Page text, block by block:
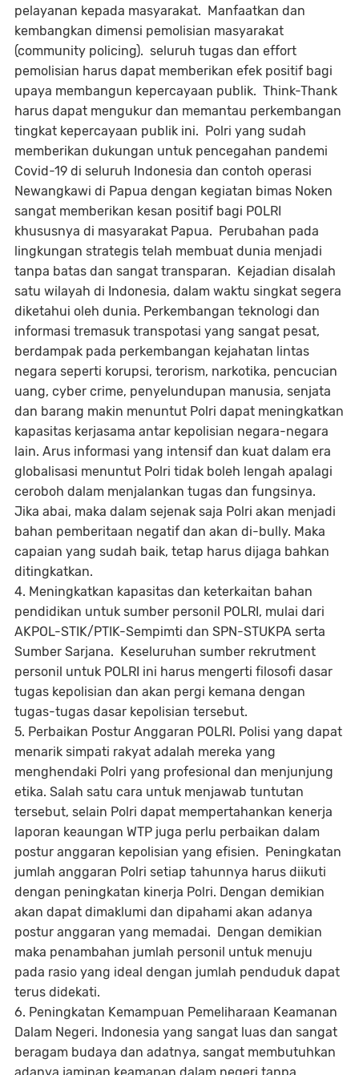
pelayanan kepada masyarakat. Manfaatkan dan
kembangkan dimensi pemolisian masyarakat
(community policing). seluruh tugas dan effort
pemolisian harus dapat memberikan efek positif bagi
upaya membangun kepercayaan publik. Think-Thank
harus dapat mengukur dan memantau perkembangan
tingkat kepercayaan publik ini. Polri yang sudah
memberikan dukungan untuk pencegahan pandemi
Covid-19 di seluruh Indonesia dan contoh operasi
Newangkawi di Papua dengan kegiatan bimas Noken
sangat memberikan kesan positif bagi POLRI
khususnya di masyarakat Papua. Perubahan pada
lingkungan strategis telah membuat dunia menjadi
tanpa batas dan sangat transparan. Kejadian disalah
satu wilayah di Indonesia, dalam waktu singkat segera
diketahui oleh dunia. Perkembangan teknologi dan
informasi tremasuk transpotasi yang sangat pesat,
berdampak pada perkembangan kejahatan lintas
negara seperti korupsi, terorism, narkotika, pencucian
uang, cyber crime, penyelundupan manusia, senjata
dan barang makin menuntut Polri dapat meningkatkan
kapasitas kerjasama antar kepolisian negara-negara
lain. Arus informasi yang intensif dan kuat dalam era
globalisasi menuntut Polri tidak boleh lengah apalagi
ceroboh dalam menjalankan tugas dan fungsinya.
Jika abai, maka dalam sejenak saja Polri akan menjadi
bahan pemberitaan negatif dan akan di-bully. Maka
capaian yang sudah baik, tetap harus dijaga bahkan
ditingkatkan.
4. Meningkatkan kapasitas dan keterkaitan bahan
pendidikan untuk sumber personil POLRI, mulai dari
AKPOL-STIK/PTIK-Sempimti dan SPN-STUKPA serta
Sumber Sarjana. Keseluruhan sumber rekrutment
personil untuk POLRI ini harus mengerti filosofi dasar
tugas kepolisian dan akan pergi kemana dengan
tugas-tugas dasar kepolisian tersebut.
5. Perbaikan Postur Anggaran POLRI. Polisi yang dapat
menarik simpati rakyat adalah mereka yang
menghendaki Polri yang profesional dan menjunjung
etika. Salah satu cara untuk menjawab tuntutan
tersebut, selain Polri dapat mempertahankan kenerja
laporan keaungan WTP juga perlu perbaikan dalam
postur anggaran kepolisian yang efisien. Peningkatan
jumlah anggaran Polri setiap tahunnya harus diikuti
dengan peningkatan kinerja Polri. Dengan demikian
akan dapat dimaklumi dan dipahami akan adanya
postur anggaran yang memadai. Dengan demikian
maka penambahan jumlah personil untuk menuju
pada rasio yang ideal dengan jumlah penduduk dapat
terus didekati.
6. Peningkatan Kemampuan Pemeliharaan Keamanan
Dalam Negeri. Indonesia yang sangat luas dan sangat
beragam budaya dan adatnya, sangat membutuhkan